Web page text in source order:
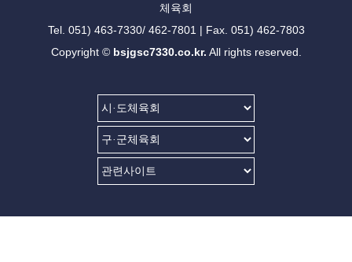
체육회
Tel. 051) 463-7330/ 462-7801 | Fax. 051) 462-7803
Copyright © bsjgsc7330.co.kr. All rights reserved.